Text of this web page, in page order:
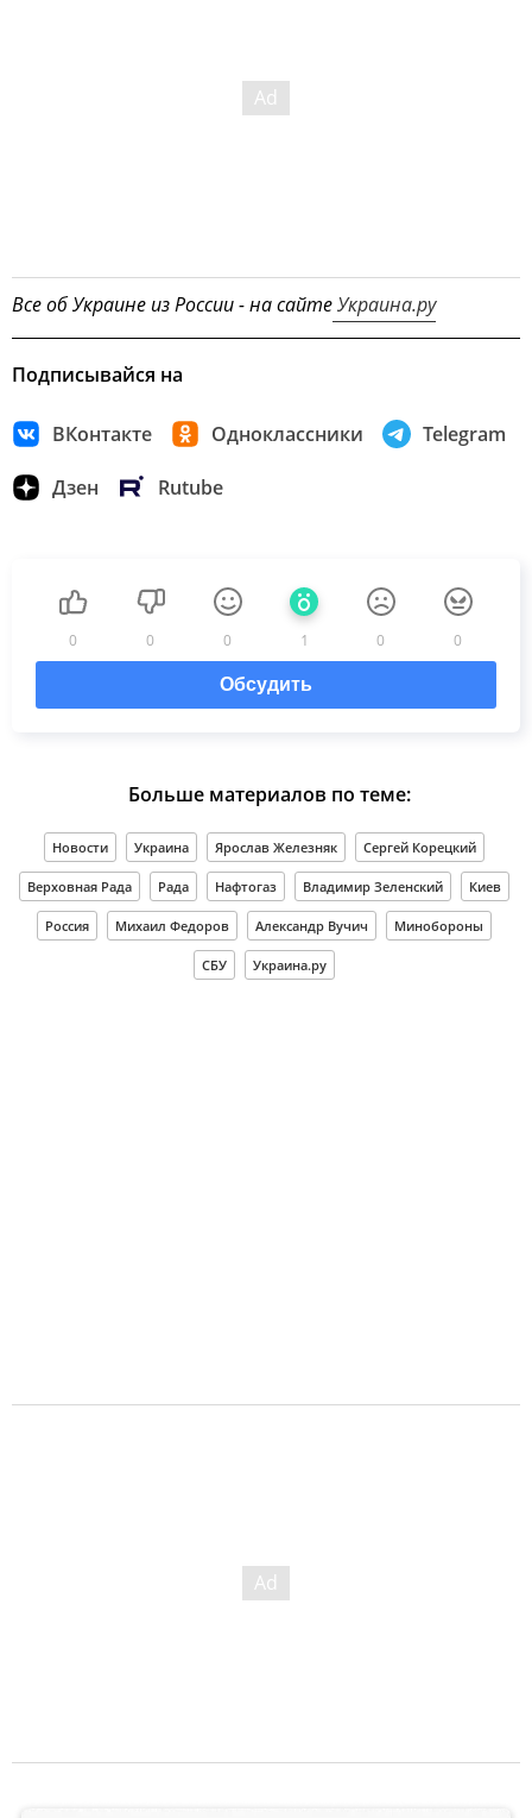
Все об Украине из России - на сайтеУкраина.ру
Подписывайся на
ВКонтакте Одноклассники Telegram
Дзен Rutube
0 0 0 1 0 0
Обсудить
Больше материалов по теме:
Новости Украина Ярослав Железняк Сергей Корецкий
Верховная Рада Рада Нафтогаз Владимир Зеленский Киев
Россия Михаил Федоров Александр Вучич Минобороны
СБУ Украина.ру